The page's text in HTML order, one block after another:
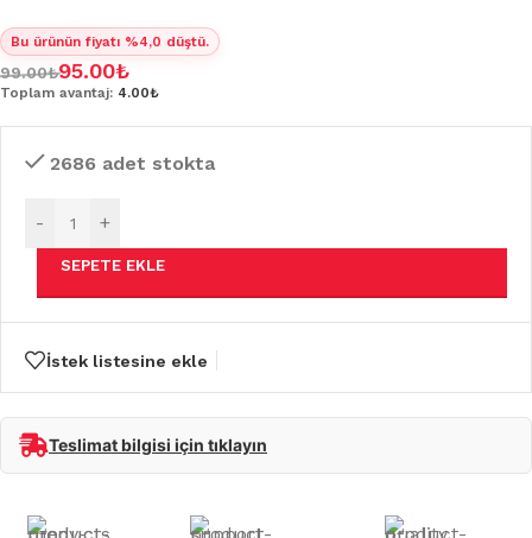
Bu ürünün fiyatı %4,0 düştü.
99.00₺95.00₺
Toplam avantaj: 4.00₺
2686 adet stokta
- +
SEPETE EKLE
İstek listesine ekle
Teslimat bilgisi için tıklayın